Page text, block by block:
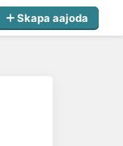
Skapa aajoda